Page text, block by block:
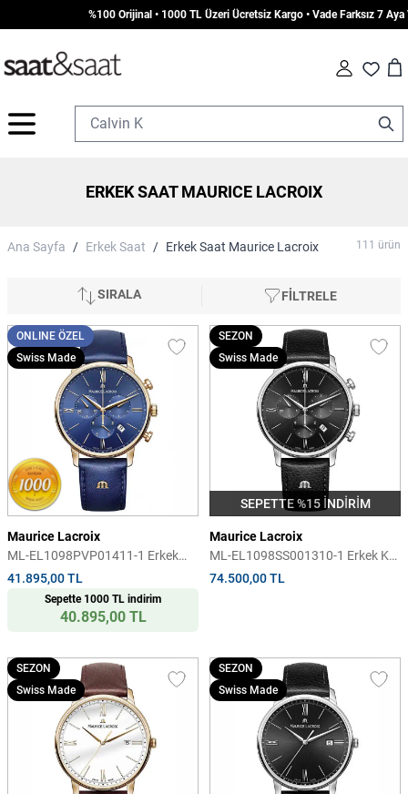
%100 Orijinal • 1000 TL Üzeri Ücretsiz Kargo • Vade Farksız 7 Aya Varan Taksit
Fav Cart
ERKEK SAAT MAURICE LACROIX
Ana Sayfa / Erkek Saat / Erkek Saat Maurice Lacroix 111 ürün
SIRALA FİLTRELE
ONLINE ÖZEL
Swiss Made
Maurice Lacroix
ML-EL1098PVP01411-1 Erkek
Kol Saati
41.895,00 TL
Sepette 1000 TL indirim
40.895,00 TL
SEPETTE %15 İNDİRİM
SEZON
Swiss Made
Maurice Lacroix
ML-EL1098SS001310-1 Erkek Kol
Saati
74.500,00 TL
SEZON
Swiss Made
SEZON
Swiss Made